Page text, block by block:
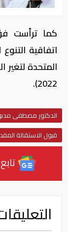
كما ترأست
2022).
الدكتور مصطفى
قبول الاستقالة